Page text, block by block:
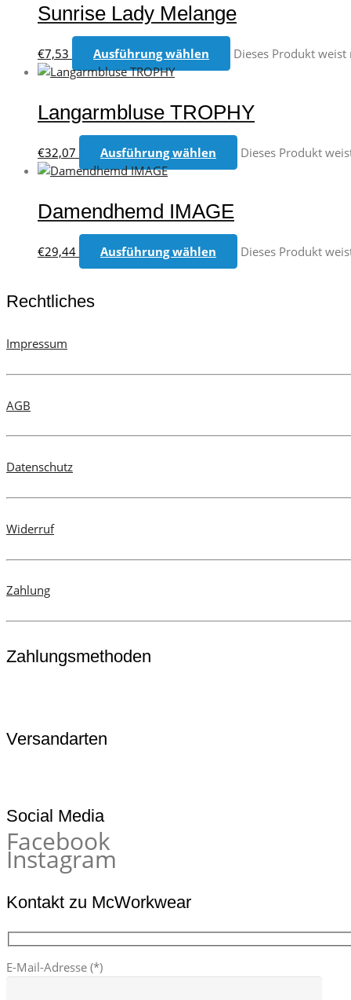
Sunrise Lady Melange
€7,53 Ausführung wählen Dieses Produkt
Langarmbluse TROPHY
€32,07 Ausführung wählen Dieses Produkt
Damendhemd IMAGE
€29,44 Ausführung wählen Dieses Produkt
Rechtliches
Impressum
AGB
Datenschutz
Widerruf
Zahlung
Zahlungsmethoden
Versandarten
Social Media
Facebook
Instagram
Kontakt zu McWorkwear
E-Mail-Adresse (*)